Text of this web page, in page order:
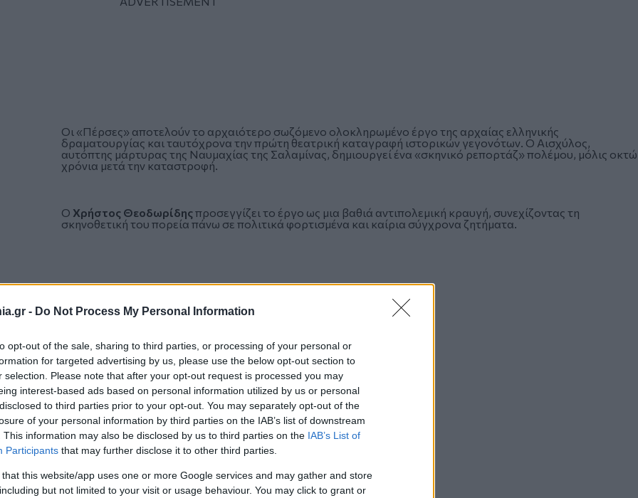
- Do Not Process My Personal Information
opt-out of the sale, sharing to third parties, or processing of your personal or
for targeted advertising by us, please use the below opt-out section to
selection. Please note that after your opt-out request is processed you may
interest-based ads based on personal information utilized by us or personal
to third parties prior to your opt-out. You may separately opt-out of the
of your personal information by third parties on the IAB’s list of downstream
This information may also be disclosed by us to third parties on the IAB’s List of
Participants that may further disclose it to other third parties.
that this website/app uses one or more Google services and may gather and store
but not limited to your visit or usage behaviour. You may click to grant or
Οι «Πέρσες» αποτελούν το αρχαιότερο σωζόμενο ολοκληρωμένο έργο της αρχαίας ελληνικής
δραματουργίας και ταυτόχρονα την πρώτη θεατρική καταγραφή ιστορικών γεγονότων. Ο Αισχύλος,
αυτόπτης μάρτυρας της Ναυμαχίας της Σαλαμίνας, δημιουργεί ένα «σκηνικό ρεπορτάζ» πολέμου, μόλις οκτώ
χρόνια μετά την καταστροφή.
Ο Χρήστος Θεοδωρίδηςπροσεγγίζει το έργο ως μια βαθιά αντιπολεμική κραυγή, συνεχίζοντας τη
σκηνοθετική του πορεία πάνω σε πολιτικά φορτισμένα και καίρια σύγχρονα ζητήματα.
«Αχ, μια φορά πόσο μεγάλη και γλυκιά ήταν στ’ αλήθεια η ζωή μας…»